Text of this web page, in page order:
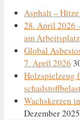
Asphalt –
28. April 2026
am Arbeitsplatz
Global
7. April 2026
Holzspielzeug
Wachskerzen
Dezember 2025